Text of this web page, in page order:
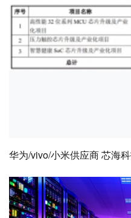
华为/vivo/小米供应商 芯海